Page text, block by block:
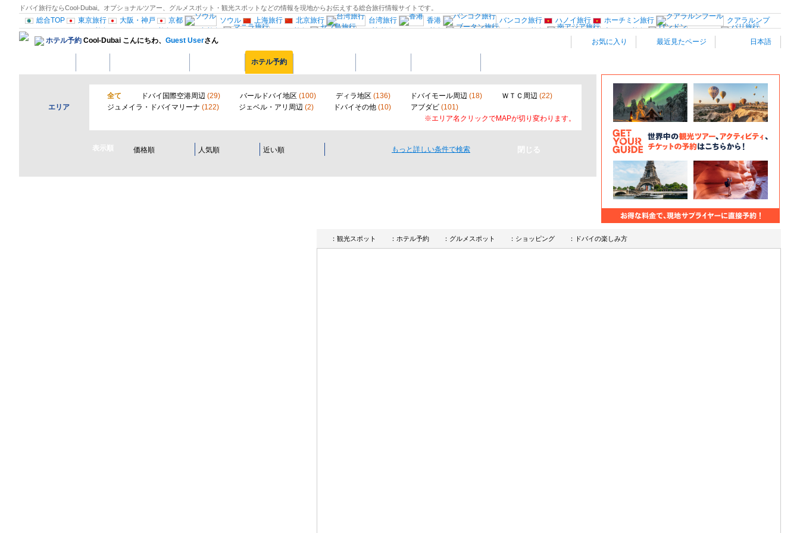
ドバイ旅行ならCool-Dubai。オプショナルツアー、グルメスポット・観光スポットなどの情報を現地からお伝えする総合旅行情報サイトです。
総合TOP 東京旅行 大阪・神戸 京都 ソウル 上海旅行 北京旅行 台湾旅行 香港 バンコク旅行 ハノイ旅行 ホーチミン旅行
クアラルンプ
ール
シンガポール旅行 カンボジア旅行 バリ島旅行 マニラ旅行 セブ島旅行 インド旅行 ブータン旅行 南アジア旅行 ロンドン
パ
リ旅行
南仏プロヴァンス ヴェネツィア
イタリア南部
バルセロナ
マドリード旅行 ポルトガル旅行 ドイツ西部旅行 オーストリア旅行
スウェーデン旅行
行
ロシア旅行 中欧旅行 ギリシャ旅行 トルコ イスラエル旅行 エジプト旅行
ニューヨーク旅行
サンフランシスコ旅行 ラスベガス旅行 フロリダ旅行 ワシントンD.C旅行 ハワイ旅行
カナダ
メキシコ旅行 リオデジャネイロ旅行 ペルー旅行 オーストラリア旅行 観光情報：アジア
観光
情報：ヨーロッパ
古民家宿”Coolシリーズ”
ホテル予約 Cool-Dubai こんにちわ、 Guest Userさん お気に入り 最近見たページ 日本語
ホテル予約
エリア
全て ドバイ国際空港周辺 (29) バールドバイ地区 (100) ディラ地区 (136) ドバイモール周辺 (18) ＷＴＣ周辺 (22)
ジュメイラ・ドバイマリーナ (122) ジェベル・アリ周辺 (2) ドバイその他 (10) アブダビ (101)
※エリア名クリックでMAPが切り変わります。
表示順 価格順 人気順 近い順 もっと詳しい条件で検索
：観光スポット ：ホテル予約 ：グルメスポット ：ショッピング ：ドバイの楽しみ方